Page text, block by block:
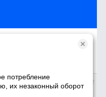
потребление
их незаконный оборот